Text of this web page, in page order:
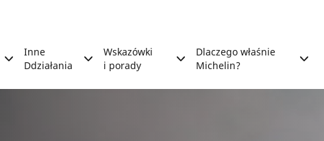
Inne
Ddziałania
Wskazówki
i porady
Dlaczego właśnie
Michelin?